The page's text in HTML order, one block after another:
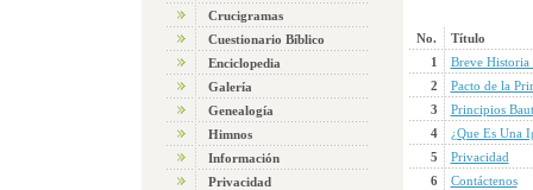
Crucigramas
Cuestionario Bíblico
Enciclopedia
Galería
Genealogía
Himnos
Información
Privacidad
No.
Título
1
Breve Historia
2
Pacto de la
3
Principios
4
¿Que Es Una
5
Privacidad
6
Contáctenos